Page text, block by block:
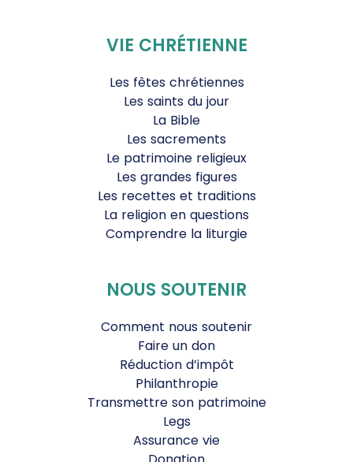
VIE CHRÉTIENNE
Les fêtes chrétiennes
Les saints du jour
La Bible
Les sacrements
Le patrimoine religieux
Les grandes figures
Les recettes et traditions
La religion en questions
Comprendre la liturgie
NOUS SOUTENIR
Comment nous soutenir
Faire un don
Réduction d’impôt
Philanthropie
Transmettre son patrimoine
Legs
Assurance vie